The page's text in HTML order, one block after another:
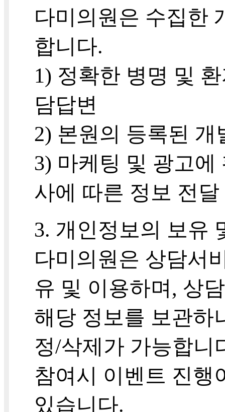
다미의원은 수집한
합니다.
1) 정확한 병명 및
담답변
2) 본원의 등록된
3) 마케팅 및 광고
사에 따른 정보 전
3. 개인정보의 보유
다미의원은 상담서
유 및 이용하며, 상
해당 정보를 보관하
정/삭제가 가능합니
참여시 이벤트 진행
있습니다.